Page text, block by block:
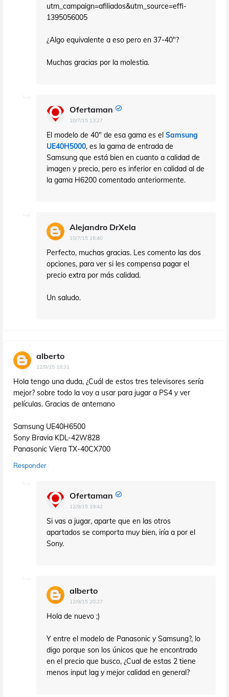
utm_campaign=afiliados&utm_source=effi-
1395056005
¿Algo equivalente a eso pero en 37-40"?
Muchas gracias por la molestia.
Ofertaman
10/7/15 13:27
El modelo de 40" de esa gama es el Samsung
UE40H5000, es la gama de entrada de
Samsung que está bien en cuanto a calidad de
imagen y precio, pero es inferior en calidad al de
la gama H6200 comentado anteriormente.
Alejandro DrXela
10/7/15 16:40
Perfecto, muchas gracias. Les comento las dos
opciones, para ver si les compensa pagar el
precio extra por más calidad.
Un saludo.
alberto
12/9/15 18:31
Hola tengo una duda, ¿Cuál de estos tres televisores sería
mejor? sobre todo la voy a usar para jugar a PS4 y ver
películas. Gracias de antemano
Samsung UE40H6500
Sony Bravia KDL-42W828
Panasonic Viera TX-40CX700
Responder
Ofertaman
12/9/15 19:42
Si vas a jugar, aparte que en las otros
apartados se comporta muy bien, iría a por el
Sony.
alberto
12/9/15 20:27
Hola de nuevo ;)
Y entre el modelo de Panasonic y Samsung?, lo
digo porque son los únicos que he encontrado
en el precio que busco, ¿Cual de estas 2 tiene
menos input lag y mejor calidad en general?